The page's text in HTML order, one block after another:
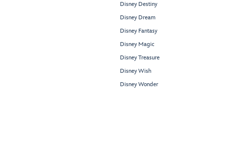
Disney Destiny
Disney Dream
Disney Fantasy
Disney Magic
Disney Treasure
Disney Wish
Disney Wonder